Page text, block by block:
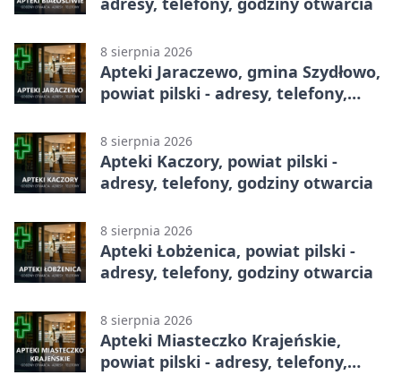
8 sierpnia 2026
Apteki Jaraczewo, gmina Szydłowo,
powiat pilski - adresy, telefony,
8 sierpnia 2026
Apteki Kaczory, powiat pilski -
adresy, telefony, godziny otwarcia
8 sierpnia 2026
Apteki Łobżenica, powiat pilski -
adresy, telefony, godziny otwarcia
8 sierpnia 2026
Apteki Miasteczko Krajeńskie,
powiat pilski - adresy, telefony,